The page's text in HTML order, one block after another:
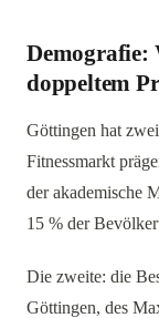
Demografie:
doppeltem
Göttingen hat
Fitnessmarkt
der akademische
15 % der
Die zweite: die
Göttingen, des